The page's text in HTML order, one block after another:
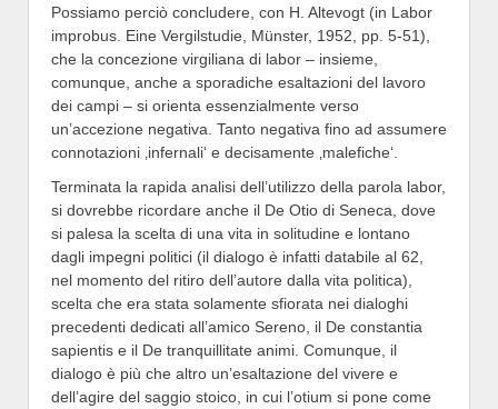
Possiamo perciò concludere, con H. Altevogt (in Labor
improbus. Eine Vergilstudie, Münster, 1952, pp. 5-51),
che la concezione virgiliana di labor – insieme,
comunque, anche a sporadiche esaltazioni del lavoro
dei campi – si orienta essenzialmente verso
un’accezione negativa. Tanto negativa fino ad assumere
connotazioni ‚infernali‘ e decisamente ‚malefiche‘.
Terminata la rapida analisi dell’utilizzo della parola labor,
si dovrebbe ricordare anche il De Otio di Seneca, dove
si palesa la scelta di una vita in solitudine e lontano
dagli impegni politici (il dialogo è infatti databile al 62,
nel momento del ritiro dell’autore dalla vita politica),
scelta che era stata solamente sfiorata nei dialoghi
precedenti dedicati all’amico Sereno, il De constantia
sapientis e il De tranquillitate animi. Comunque, il
dialogo è più che altro un’esaltazione del vivere e
dell’agire del saggio stoico, in cui l’otium si pone come